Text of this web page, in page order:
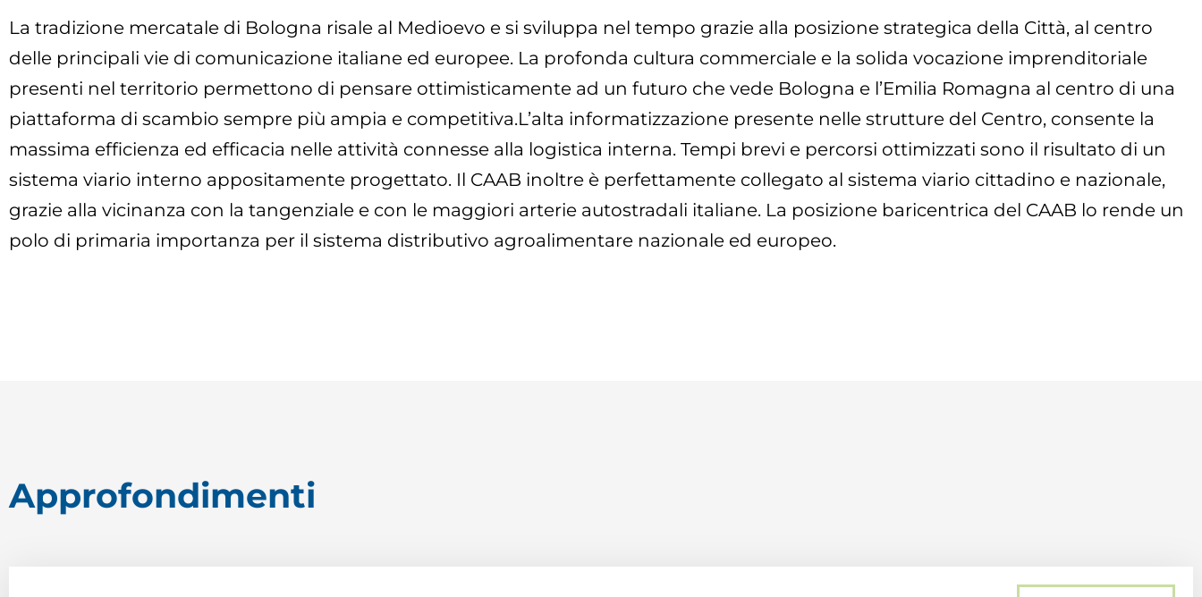
La tradizione mercatale di Bologna risale al Medioevo e si sviluppa nel tempo grazie alla posizione strategica della Città, al centro
delle principali vie di comunicazione italiane ed europee. La profonda cultura commerciale e la solida vocazione imprenditoriale
presenti nel territorio permettono di pensare ottimisticamente ad un futuro che vede Bologna e l’Emilia Romagna al centro di una
piattaforma di scambio sempre più ampia e competitiva.L’alta informatizzazione presente nelle strutture del Centro, consente la
massima efficienza ed efficacia nelle attività connesse alla logistica interna. Tempi brevi e percorsi ottimizzati sono il risultato di un
sistema viario interno appositamente progettato. Il CAAB inoltre è perfettamente collegato al sistema viario cittadino e nazionale,
grazie alla vicinanza con la tangenziale e con le maggiori arterie autostradali italiane. La posizione baricentrica del CAAB lo rende un
polo di primaria importanza per il sistema distributivo agroalimentare nazionale ed europeo.
Approfondimenti